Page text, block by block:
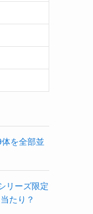
を全部並
リーズ限定
たり？